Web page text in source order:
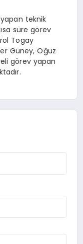
teknik
süre görev
Togay
Güney, Oğuz
görev yapan